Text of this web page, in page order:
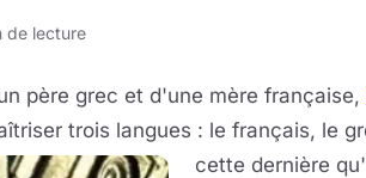
de lecture
père grec et d'une mère française,
trois langues : le français, le
cette dernière